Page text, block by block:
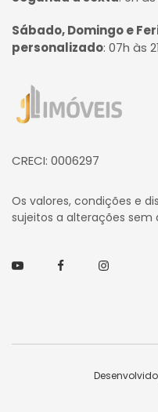
Sábado, Domingo e
personalizado: 07h às
Página inicial
CRECI: 0006297
Os valores, condições e
sujeitos a alterações sem
YoutubeFacebookInstagram